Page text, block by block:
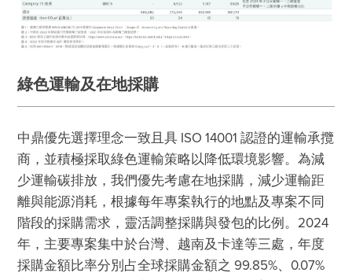
綠色運輸及在地採購
中鼎優先選擇理念一致且具 ISO 14001 認證的運輸承攬
商，並積極採取綠色運輸策略以降低環境影響。為減
少運輸碳排放，我們優先考慮在地採購，減少運輸距
離與能源消耗，根據每年專案執行的地點及專案不同
階段的採購需求，靈活調整採購與發包的比例。2024
年，主要專案集中於台灣、越南及卡達等三處，年度
採購金額比率分別占全球採購金額之 99.85%、0.07%